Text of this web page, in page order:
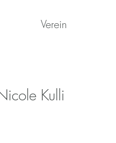
Verein
Kulli